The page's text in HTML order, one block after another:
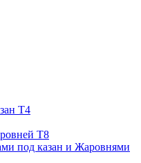
Т4
Т8
под казан и Жаровнями